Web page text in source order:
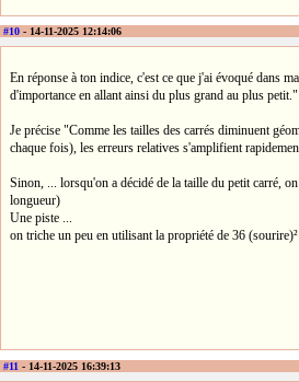
#10 - 14-11-2025 12:14:06
En réponse à ton indice, c'est ce que j'ai évoqué dans
d'importance en allant ainsi du plus grand au plus petit."
Je précise "Comme les tailles des carrés diminuent
chaque fois), les erreurs relatives s'amplifient
Sinon, ... lorsqu'on a décidé de la taille du petit carré,
longueur)
Une piste ...
on triche un peu en utilisant la propriété de 36 (sourire)²
#11 - 14-11-2025 16:39:13